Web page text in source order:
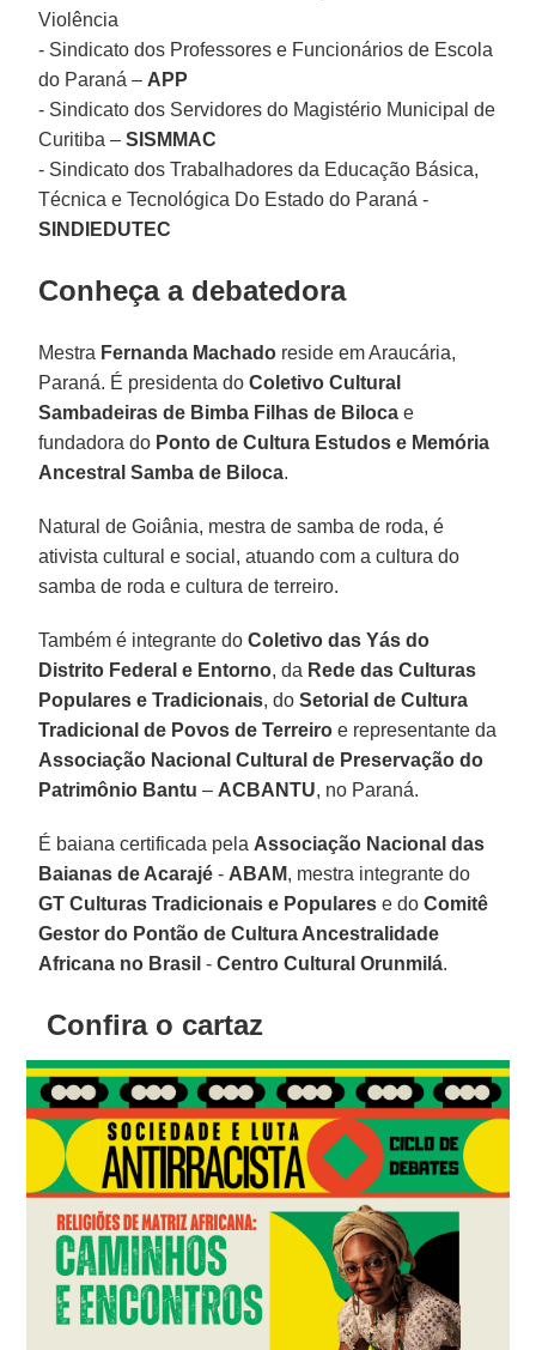
Violência
- Sindicato dos Professores e Funcionários de Escola
do Paraná – APP
- Sindicato dos Servidores do Magistério Municipal de
Curitiba –SISMMAC
- Sindicato dos Trabalhadores da Educação Básica,
Técnica e Tecnológica Do Estado do Paraná -
SINDIEDUTEC
Conheça a debatedora
Mestra Fernanda Machado reside em Araucária,
Paraná. É presidenta doColetivo Cultural
Sambadeiras de Bimba Filhas de Biloca e
fundadora do Ponto de Cultura Estudos e Memória
Ancestral Samba de Biloca.
Natural de Goiânia, mestra de samba de roda, é
ativista cultural e social, atuando com a cultura do
samba de roda e cultura de terreiro.
Também é integrante doColetivo das Yás do
Distrito Federal e Entorno, da Rede das Culturas
Populares e Tradicionais, doSetorial de Cultura
Tradicional de Povos de Terreiro e representante da
Associação Nacional Cultural de Preservação do
Patrimônio Bantu – ACBANTU, no Paraná.
É baiana certificada pela Associação Nacional das
Baianas de Acarajé - ABAM, mestra integrante do
GT Culturas Tradicionais e Populares e doComitê
Gestor do Pontão de Cultura Ancestralidade
Africana no Brasil -Centro Cultural Orunmilá.
Confira o cartaz